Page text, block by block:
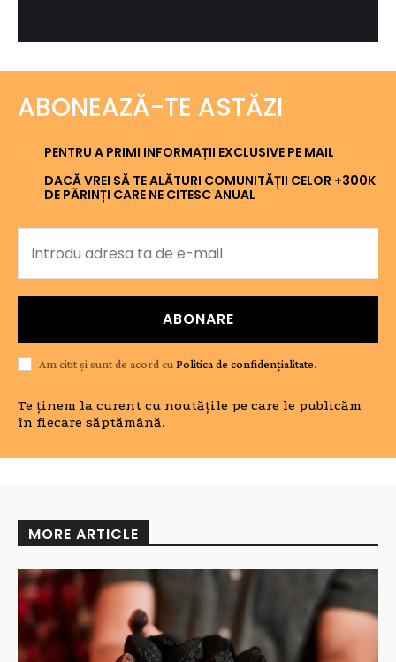
ABONEAZĂ-TE ASTĂZI
PENTRU A PRIMI INFORMAȚII EXCLUSIVE PE MAIL
DACĂ VREI SĂ TE ALĂTURI COMUNITĂȚII CELOR +300K
DE PĂRINȚI CARE NE CITESC ANUAL
ABONARE
Am citit și sunt de acord cu Politica de confidențialitate.
Te ținem la curent cu noutățile pe care le publicăm
în fiecare săptămână.
MORE ARTICLE